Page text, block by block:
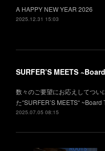
A HAPPY NEW YEAR 2026
2025.12.31 15:03
数々のご要望にお応えしてつい
た“SURFER’S MEETS“
2025.07.05 08:15